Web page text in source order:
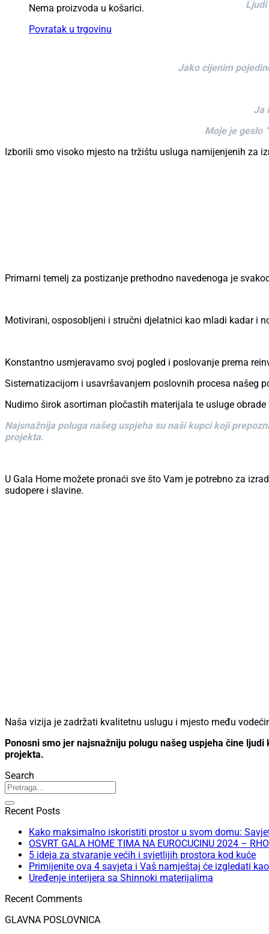
Nema proizvoda u košarici.
Povratak u trgovinu
Ljudi
Jako cijenim
Ja
Moje je geslo
Izborili smo visoko mjesto na tržištu usluga namijenjenih za
Primarni temelj za postizanje prethodno navedenoga je
Motivirani, osposobljeni i stručni djelatnici kao mladi kadar i
Konstantno usmjeravamo svoj pogled i poslovanje prema
Sistematizacijom i usavršavanjem poslovnih procesa našeg
Nudimo širok asortiman pločastih materijala te usluge
Najsnažnija poluga našeg uspjeha su naši kupci koji
projekta.
U Gala Home možete pronaći sve što Vam je potrebno za
sudopere i slavine.
Naša vizija je zadržati kvalitetnu uslugu i mjesto među
Ponosni smo jer najsnažniju polugu našeg uspjeha čine
projekta.
Search
Recent Posts
Kako maksimalno iskoristiti prostor u svom domu:
OSVRT GALA HOME TIMA NA EUROCUCINU 2024 –
5 ideja za stvaranje većih i svjetlijih prostora kod kuće
Primijenite ova 4 savjeta i Vaš namještaj će izgledati
Uređenje interijera sa Shinnoki materijalima
Recent Comments
GLAVNA POSLOVNICA